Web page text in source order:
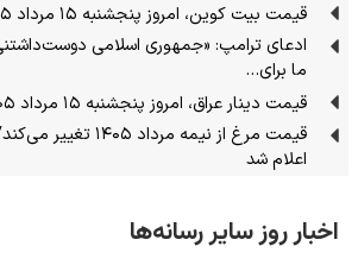
قیمت بیت کوین، امروز پنجشنبه ۱۵ مرداد ۱۴۰۵
ادعای ترامپ: «جمهوری اسلامی
ما برای…
قیمت دینار عراق، امروز پنجشنبه ۱۵ مرداد ۱۴۰۵
قیمت مرغ از نیمه
اعلام شد